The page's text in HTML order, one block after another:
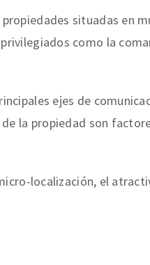
situadas en
como la
ejes de
la propiedad son
localización, el